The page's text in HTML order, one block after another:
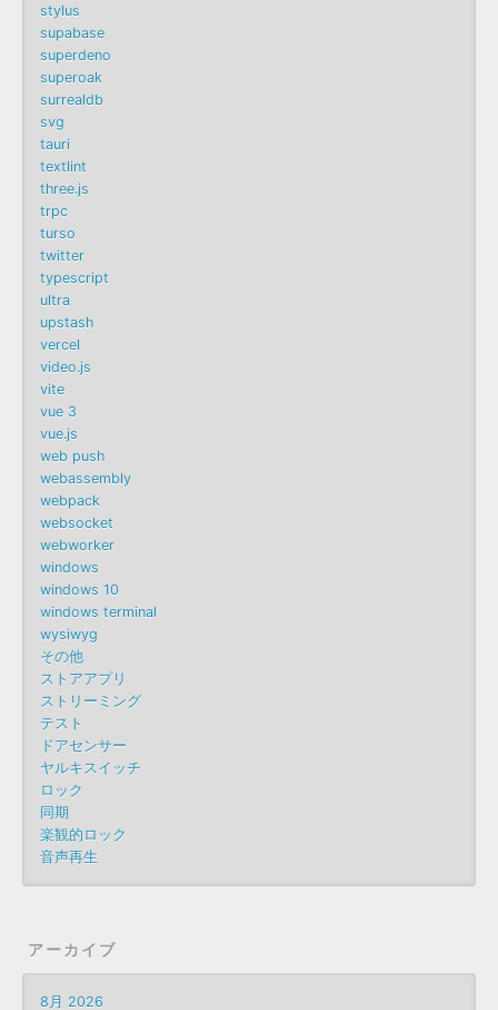
stylus
supabase
superdeno
superoak
surrealdb
svg
tauri
textlint
three.js
trpc
turso
twitter
typescript
ultra
upstash
vercel
video.js
vite
vue 3
vue.js
web push
webassembly
webpack
websocket
webworker
windows
windows 10
windows terminal
wysiwyg
その他
ストアアプリ
ストリーミング
テスト
ドアセンサー
ヤルキスイッチ
ロック
同期
楽観的ロック
音声再生
アーカイブ
8月 2026